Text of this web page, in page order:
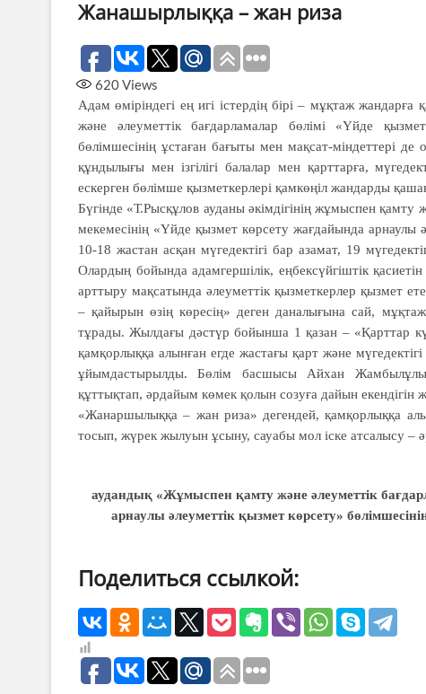
Жанашырлыққа – жан риза
620Views
Адам өміріндегі ең игі істердің бірі – мұқтаж
және әлеуметтік бағдарламалар бөлімі «Үйде
бөлімшесінің ұстаған бағыты мен мақсат-міндеттері
құндылығы мен ізгілігі балалар мен қарттарға,
ескерген бөлімше қызметкерлері қамкөңіл жандарды
Бүгінде «Т.Рысқұлов ауданы әкімдігінің жұмыспен қамту
мекемесінің «Үйде қызмет көрсету жағдайында арнаулы
10-18 жастан асқан мүгедектігі бар азамат, 19
Олардың бойында адамгершілік, еңбексүйгіштік
арттыру мақсатында әлеуметтік қызметкерлер қызмет
– қайырын өзің көресің» деген даналығына сай,
тұрады. Жылдағы дәстүр бойынша 1 қазан – «Қарттар
қамқорлыққа алынған егде жастағы қарт және
ұйымдастырылды. Бөлім басшысы Айхан Жамбылұлы
құттықтап, әрдайым көмек қолын созуға дайын екендігін
«Жанаршылыққа – жан риза» дегендей, қамқорлыққа
тосып, жүрек жылуын ұсыну, сауабы мол іске атсалысу –
аудандық «Жұмыспен қамту және әлеуметтік
арнаулы әлеуметтік қызмет көрсету»
Поделиться ссылкой: